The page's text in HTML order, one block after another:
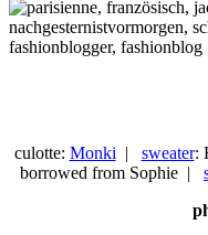
culotte: Monki | sweater:
borrowed from Sophie |